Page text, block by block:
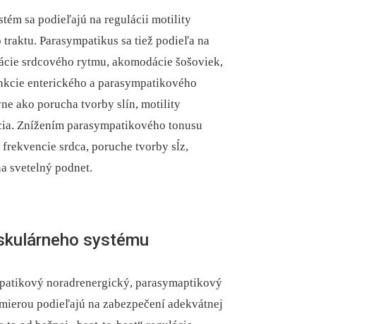
sa podieľajú na regulácii motility
Parasympatikus sa tiež podieľa na
srdcového rytmu, akomodácie šošoviek,
enterického a para­sympatikového
ako porucha tvorby slín, motility
Znížením parasympatikového tonusu
srdca, poruche tvorby sĺz,
svetelný podnet.
systému
nor­adrenergický, parasymaptikový
podieľajú na zabezpečení adekvátnej